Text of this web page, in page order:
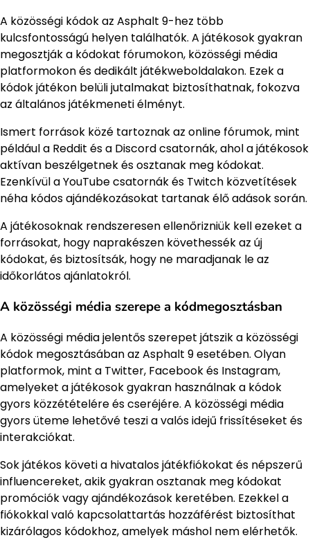
A közösségi kódok az Asphalt 9-hez több
kulcsfontosságú helyen találhatók. A játékosok gyakran
megosztják a kódokat fórumokon, közösségi média
platformokon és dedikált játékweboldalakon. Ezek a
kódok játékon belüli jutalmakat biztosíthatnak, fokozva
az általános játékmeneti élményt.
Ismert források közé tartoznak az online fórumok, mint
például a Reddit és a Discord csatornák, ahol a játékosok
aktívan beszélgetnek és osztanak meg kódokat.
Ezenkívül a YouTube csatornák és Twitch közvetítések
néha kódos ajándékozásokat tartanak élő adások során.
A játékosoknak rendszeresen ellenőrizniük kell ezeket a
forrásokat, hogy naprakészen követhessék az új
kódokat, és biztosítsák, hogy ne maradjanak le az
időkorlátos ajánlatokról.
A közösségi média szerepe a kódmegosztásban
A közösségi média jelentős szerepet játszik a közösségi
kódok megosztásában az Asphalt 9 esetében. Olyan
platformok, mint a Twitter, Facebook és Instagram,
amelyeket a játékosok gyakran használnak a kódok
gyors közzétételére és cseréjére. A közösségi média
gyors üteme lehetővé teszi a valós idejű frissítéseket és
interakciókat.
Sok játékos követi a hivatalos játékfiókokat és népszerű
influencereket, akik gyakran osztanak meg kódokat
promóciók vagy ajándékozások keretében. Ezekkel a
fiókokkal való kapcsolattartás hozzáférést biztosíthat
kizárólagos kódokhoz, amelyek máshol nem elérhetők.